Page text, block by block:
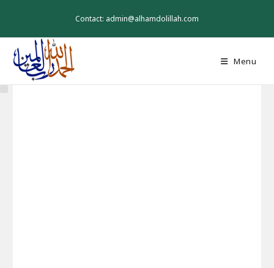
Contact: admin@alhamdolillah.com
Menu